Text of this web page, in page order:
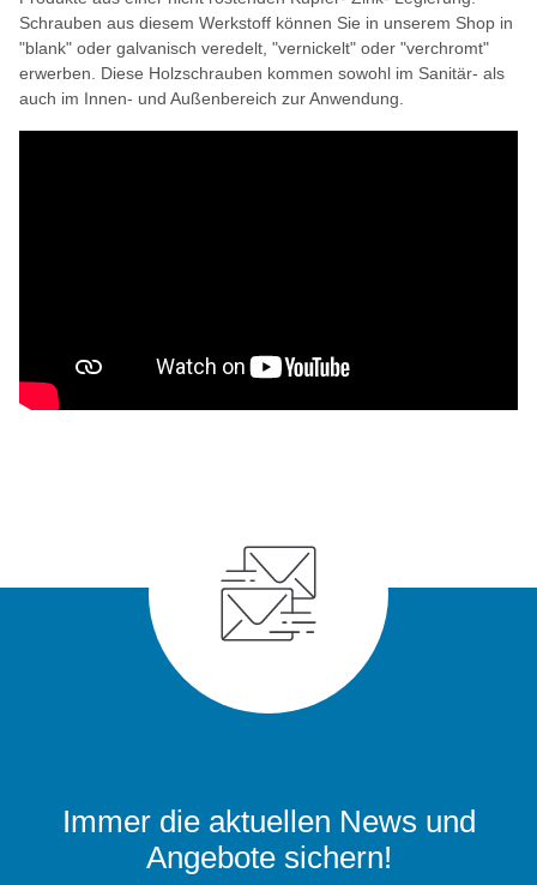
Schrauben aus diesem Werkstoff können Sie in unserem Shop in
"blank" oder galvanisch veredelt, "vernickelt" oder "verchromt"
erwerben. Diese Holzschrauben kommen sowohl im Sanitär- als
auch im Innen- und Außenbereich zur Anwendung.
Immer die aktuellen News und
Angebote sichern!